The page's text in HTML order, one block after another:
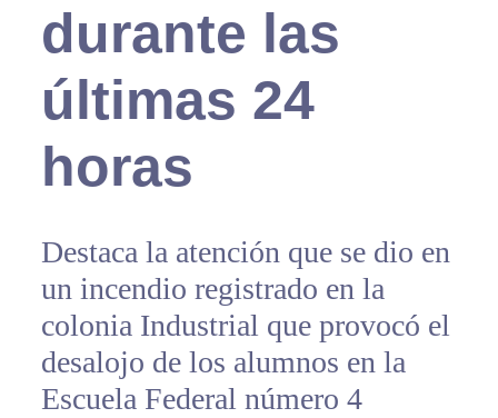
durante las
últimas 24
horas
Destaca la atención que se dio en
un incendio registrado en la
colonia Industrial que provocó el
desalojo de los alumnos en la
Escuela Federal número 4